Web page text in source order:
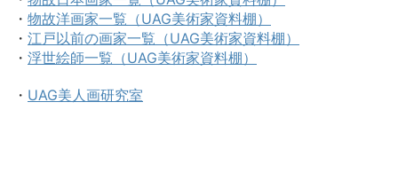
・ 物故洋画家一覧（UAG美術家資料棚）
・ 江戸以前の画家一覧（UAG美術家資料棚）
・ 浮世絵師一覧（UAG美術家資料棚）
・ UAG美人画研究室